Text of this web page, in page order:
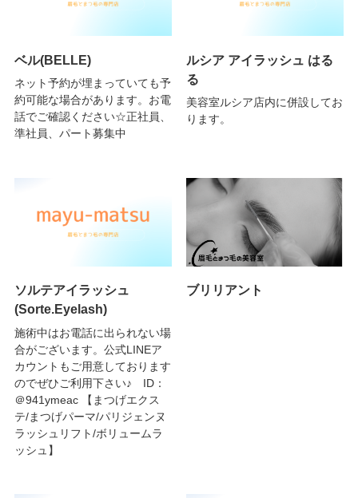
ベル(BELLE)
ネット予約が埋まっていても予
約可能な場合があります。お電
話でご確認ください☆正社員、
準社員、パート募集中
ルシア アイラッシュ はる
る
美容室ルシア店内に併設してお
ります。
ソルテアイラッシュ
(Sorte.Eyelash)
施術中はお電話に出られない場
合がございます。公式LINEア
カウントもご用意しております
のでぜひご利用下さい♪ ID：
＠941ymeac 【まつげエクス
テ/まつげパーマ/パリジェンヌ
ラッシュリフト/ボリュームラ
ッシュ】
ブリリアント